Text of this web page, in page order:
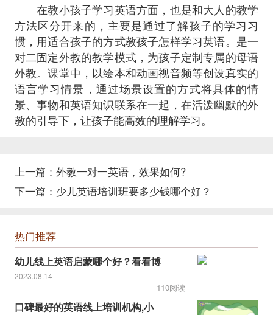
在教小孩子学习英语方面，也是和大人的教学
方法区分开来的，主要是通过了解孩子的学习习
惯，用适合孩子的方式教孩子怎样学习英语。是一
对二固定外教的教学模式，为孩子定制专属的母语
外教。课堂中，以绘本和动画视音频等创设真实的
语言学习情景，通过场景设置的方式将具体的情
景、事物和英语知识联系在一起，在活泼幽默的外
教的引导下，让孩子能高效的理解学习。
上一篇： 外教一对一英语，效果如何?
下一篇： 少儿英语培训班要多少钱哪个好？
热门推荐
幼儿线上英语启蒙哪个好？看看博
2023.08.14
110阅读
口碑最好的英语线上培训机构,小